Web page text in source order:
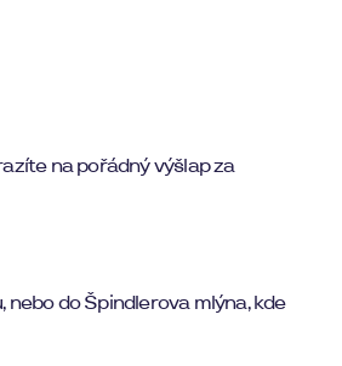
na pořádný výšlap za
do Špindlerova mlýna, kde